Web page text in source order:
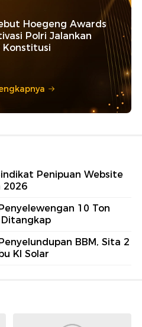
Hoegeng Awards
Polri Jalankan
Penipuan Website
2026
10 Ton
Ditangkap
BBM, Sita 2
Kl Solar